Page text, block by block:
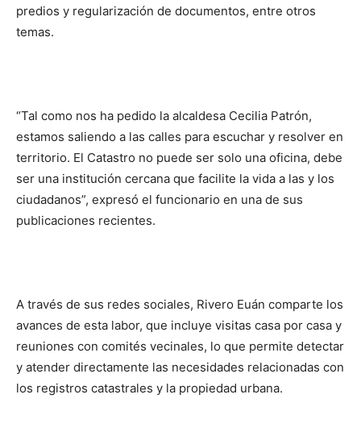
predios y regularización de documentos, entre otros
temas.
“Tal como nos ha pedido la alcaldesa Cecilia Patrón,
estamos saliendo a las calles para escuchar y resolver en
territorio. El Catastro no puede ser solo una oficina, debe
ser una institución cercana que facilite la vida a las y los
ciudadanos”, expresó el funcionario en una de sus
publicaciones recientes.
A través de sus redes sociales, Rivero Euán comparte los
avances de esta labor, que incluye visitas casa por casa y
reuniones con comités vecinales, lo que permite detectar
y atender directamente las necesidades relacionadas con
los registros catastrales y la propiedad urbana.